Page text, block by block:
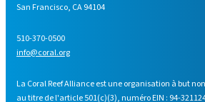
San Francisco, CA 94104
510-370-0500
info@coral.org
La Coral Reef Alliance est une organisation à but
au titre de l'article 501(c)(3), numéro EIN : 94-